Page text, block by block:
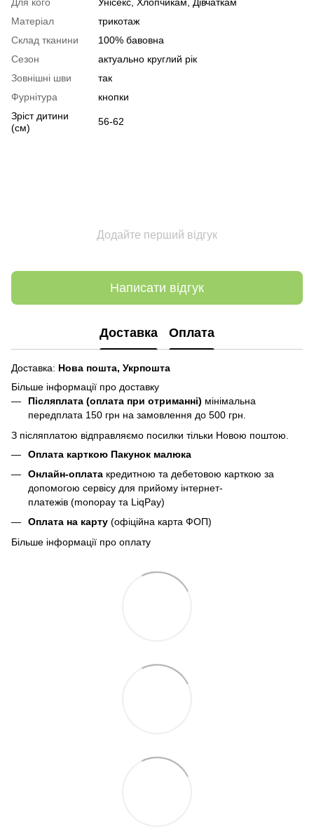
Матеріал
трикотаж
Склад тканини
100% бавовна
Сезон
актуально круглий рік
Зовнішні шви
так
Фурнітура
кнопки
Зріст дитини
(см)
56-62
Додайте перший відгук
Написати відгук
Доставка Оплата
Доставка: Нова пошта, Укрпошта
Більше інформації про доставку
Післяплата (оплата при отриманні) мінімальна
передплата 150 грн на замовлення до 500 грн.
З післяплатою відправляємо посилки тільки Новою поштою.
Оплата карткою Пакунок малюка
Онлайн-оплата кредитною та дебетовою карткою за
допомогою сервісу для прийому інтернет-
платежів (monopay та LiqPay)
Оплата на карту (офіційна карта ФОП)
Більше інформації про оплату